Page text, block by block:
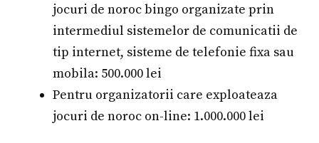
jocuri de noroc bingo organizate prin
intermediul sistemelor de comunicatii de
tip internet, sisteme de telefonie fixa sau
mobila: 500.000 lei
Pentru organizatorii care exploateaza
jocuri de noroc on-line: 1.000.000 lei